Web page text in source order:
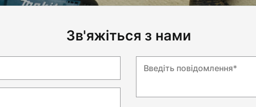
Зв'яжіться з нами
Введіть повідомлення*